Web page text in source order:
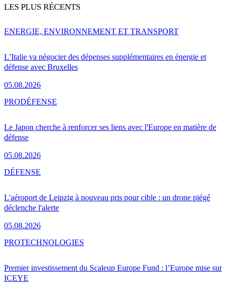
LES PLUS RÉCENTS
L’Italie va négocier des dépenses supplémentaires en énergie et
défense avec Bruxelles
05.08.2026
ENERGIE, ENVIRONNEMENT ET TRANSPORT
Le Japon cherche à renforcer ses liens avec l'Europe en matière de
défense
05.08.2026
PRODÉFENSE
L'aéroport de Leipzig à nouveau pris pour cible : un drone piégé
déclenche l'alerte
05.08.2026
DÉFENSE
Premier investissement du Scaleup Europe Fund : l’Europe mise sur
ICEYE
PROTECHNOLOGIES